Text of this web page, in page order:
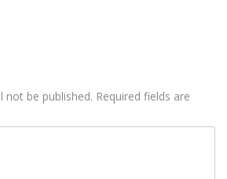
not be published. Required fields are